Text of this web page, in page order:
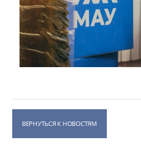
ВЕРНУТЬСЯ К НОВОСТЯМ